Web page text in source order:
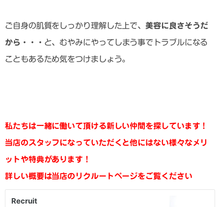
ご自身の肌質をしっかり理解した上で、 美容に良さそうだ
から・・・ と、むやみにやってしまう事でトラブルになる
こともあるため気をつけましょう。
私たちは一緒に働いて頂ける新しい仲間を探しています！
当店のスタッフになっていただくと他にはない様々なメリ
ットや特典があります！
詳しい概要は当店のリクルートページをご覧ください